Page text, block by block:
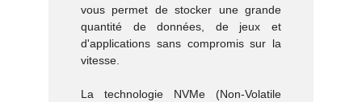
vous permet de stocker une grande
quantité de données, de jeux et
d'applications sans compromis sur la
vitesse.
La technologie NVMe (Non-Volatile